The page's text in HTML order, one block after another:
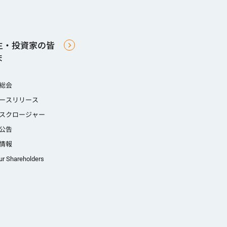
・投資家の皆
会
スリリース
クロージャー
告
報
Shareholders